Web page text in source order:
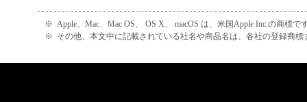
サポート OS に OS X Yosemite
た。
※ Apple、Mac、Mac OS、 OS X、 macOS は、米国Apple Inc.の商標で
※ その他、本文中に記載されている社名や商品名は、各社の登録商標